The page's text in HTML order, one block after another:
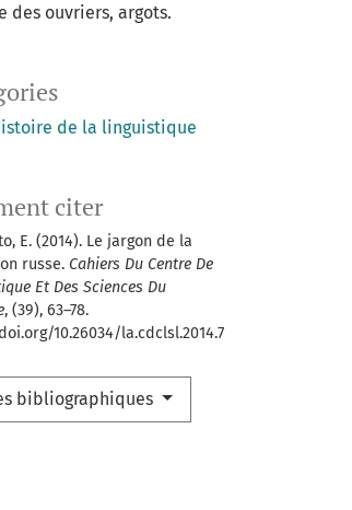
des ouvriers, argots.
de la linguistique
citer
E. (2014). Le jargon de la
russe. Cahiers Du Centre De
Et Des Sciences Du
, (39), 63–78.
10.26034/la.cdclsl.2014.7
bibliographiques